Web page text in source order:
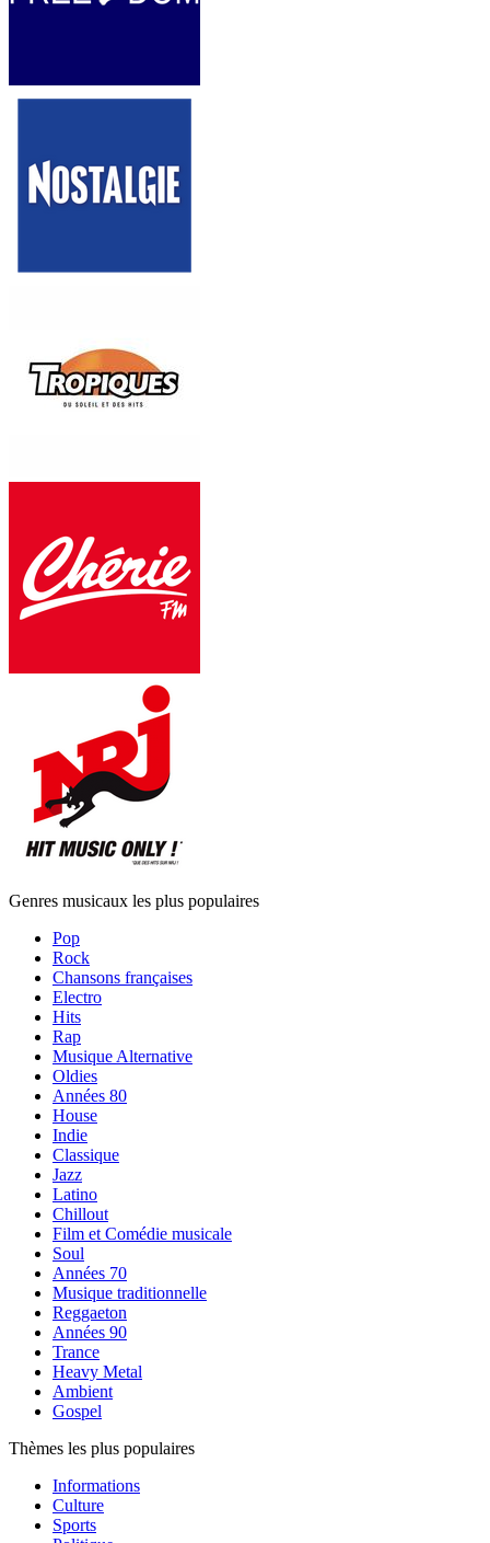
Genres musicaux les plus populaires
Pop
Rock
Chansons françaises
Electro
Hits
Rap
Musique Alternative
Oldies
Années 80
House
Indie
Classique
Jazz
Latino
Chillout
Film et Comédie musicale
Soul
Années 70
Musique traditionnelle
Reggaeton
Années 90
Trance
Heavy Metal
Ambient
Gospel
Thèmes les plus populaires
Informations
Culture
Sports